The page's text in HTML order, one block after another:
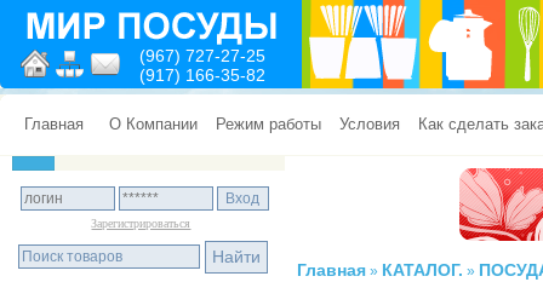
(967) 727-27-25
(917) 166-35-82
Главная О Компании Режим работы Условия Как сделать
Зарегистрироваться
Главная » КАТАЛОГ. »